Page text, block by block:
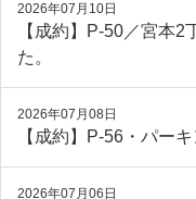
2026年07月10日
【成約】P‐50／宮本
た。
2026年07月08日
【成約】P-56・パー
2026年07月06日